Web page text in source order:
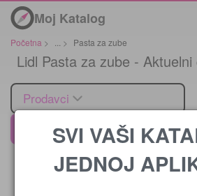
Moj Katalog
Početna > > Pasta za zube
Lidl Pasta za zube -
Prodavci
SVI VAŠI
JEDNOJ